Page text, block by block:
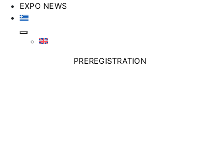
EXPO NEWS
PREREGISTRATION